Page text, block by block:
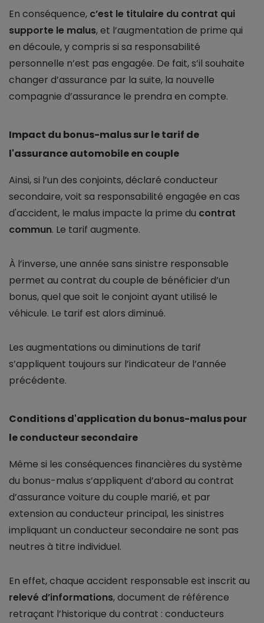
En conséquence, c’est le titulaire du contrat qui
supporte le malus, et l’augmentation de prime qui
en découle, y compris si sa responsabilité
personnelle n’est pas engagée. De fait, s’il souhaite
changer d’assurance par la suite, la nouvelle
compagnie d’assurance le prendra en compte.
Impact du bonus-malus sur le tarif de
l'assurance automobile en couple
Ainsi, si l’un des conjoints, déclaré conducteur
secondaire, voit sa responsabilité engagée en cas
d'accident, le malus impacte la prime du contrat
commun. Le tarif augmente.
À l’inverse, une année sans sinistre responsable
permet au contrat du couple de bénéficier d’un
bonus, quel que soit le conjoint ayant utilisé le
véhicule. Le tarif est alors diminué.
Les augmentations ou diminutions de tarif
s’appliquent toujours sur l’indicateur de l’année
précédente.
Conditions d'application du bonus-malus pour
le conducteur secondaire
Même si les conséquences financières du système
du bonus-malus s’appliquent d’abord au contrat
d’assurance voiture du couple marié, et par
extension au conducteur principal, les sinistres
impliquant un conducteur secondaire ne sont pas
neutres à titre individuel.
En effet, chaque accident responsable est inscrit au
relevé d’informations, document de référence
retraçant l’historique du contrat : conducteurs